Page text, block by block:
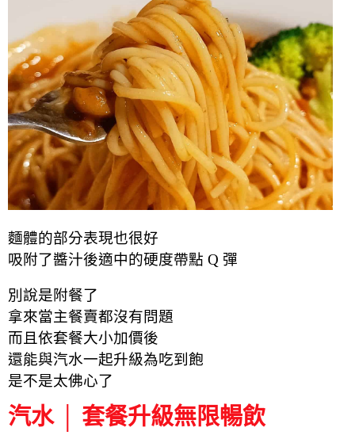
麵體的部分表現也很好
吸附了醬汁後適中的硬度帶點 Q 彈
別說是附餐了
拿來當主餐賣都沒有問題
而且依套餐大小加價後
還能與汽水一起升級為吃到飽
是不是太佛心了
汽水 │ 套餐升級無限暢飲